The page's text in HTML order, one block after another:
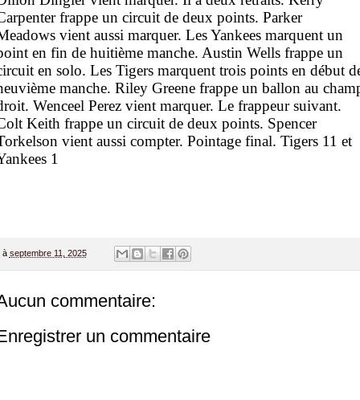
frappe un circuit de deux points. Parker
vient aussi marquer. Les Yankees marquent un
en fin de huitième manche. Austin Wells frappe un
en solo. Les Tigers marquent trois points en début
manche. Riley Greene frappe un ballon au
Wenceel Perez vient marquer. Le frappeur suivant.
Keith frappe un circuit de deux points. Spencer
vient aussi compter. Pointage final. Tigers 11 et
1
à septembre 11, 2025
commentaire:
un commentaire